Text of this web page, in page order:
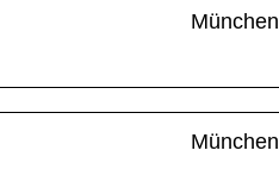
München
München